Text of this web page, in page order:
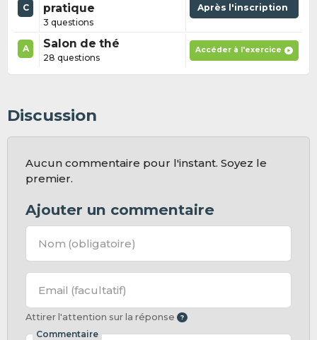
C
pratique
3 questions
Après l'inscription
A Salon de thé
28 questions
Accéder à l'exercice
Discussion
Aucun commentaire pour l'instant. Soyez le
premier.
Ajouter un commentaire
Nom (obligatoire)
Email (facultatif)
Attirer l'attention sur la réponse
Commentaire